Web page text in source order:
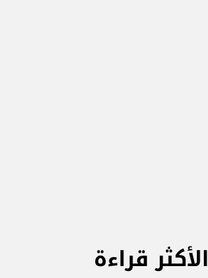
الأكثر قراءة